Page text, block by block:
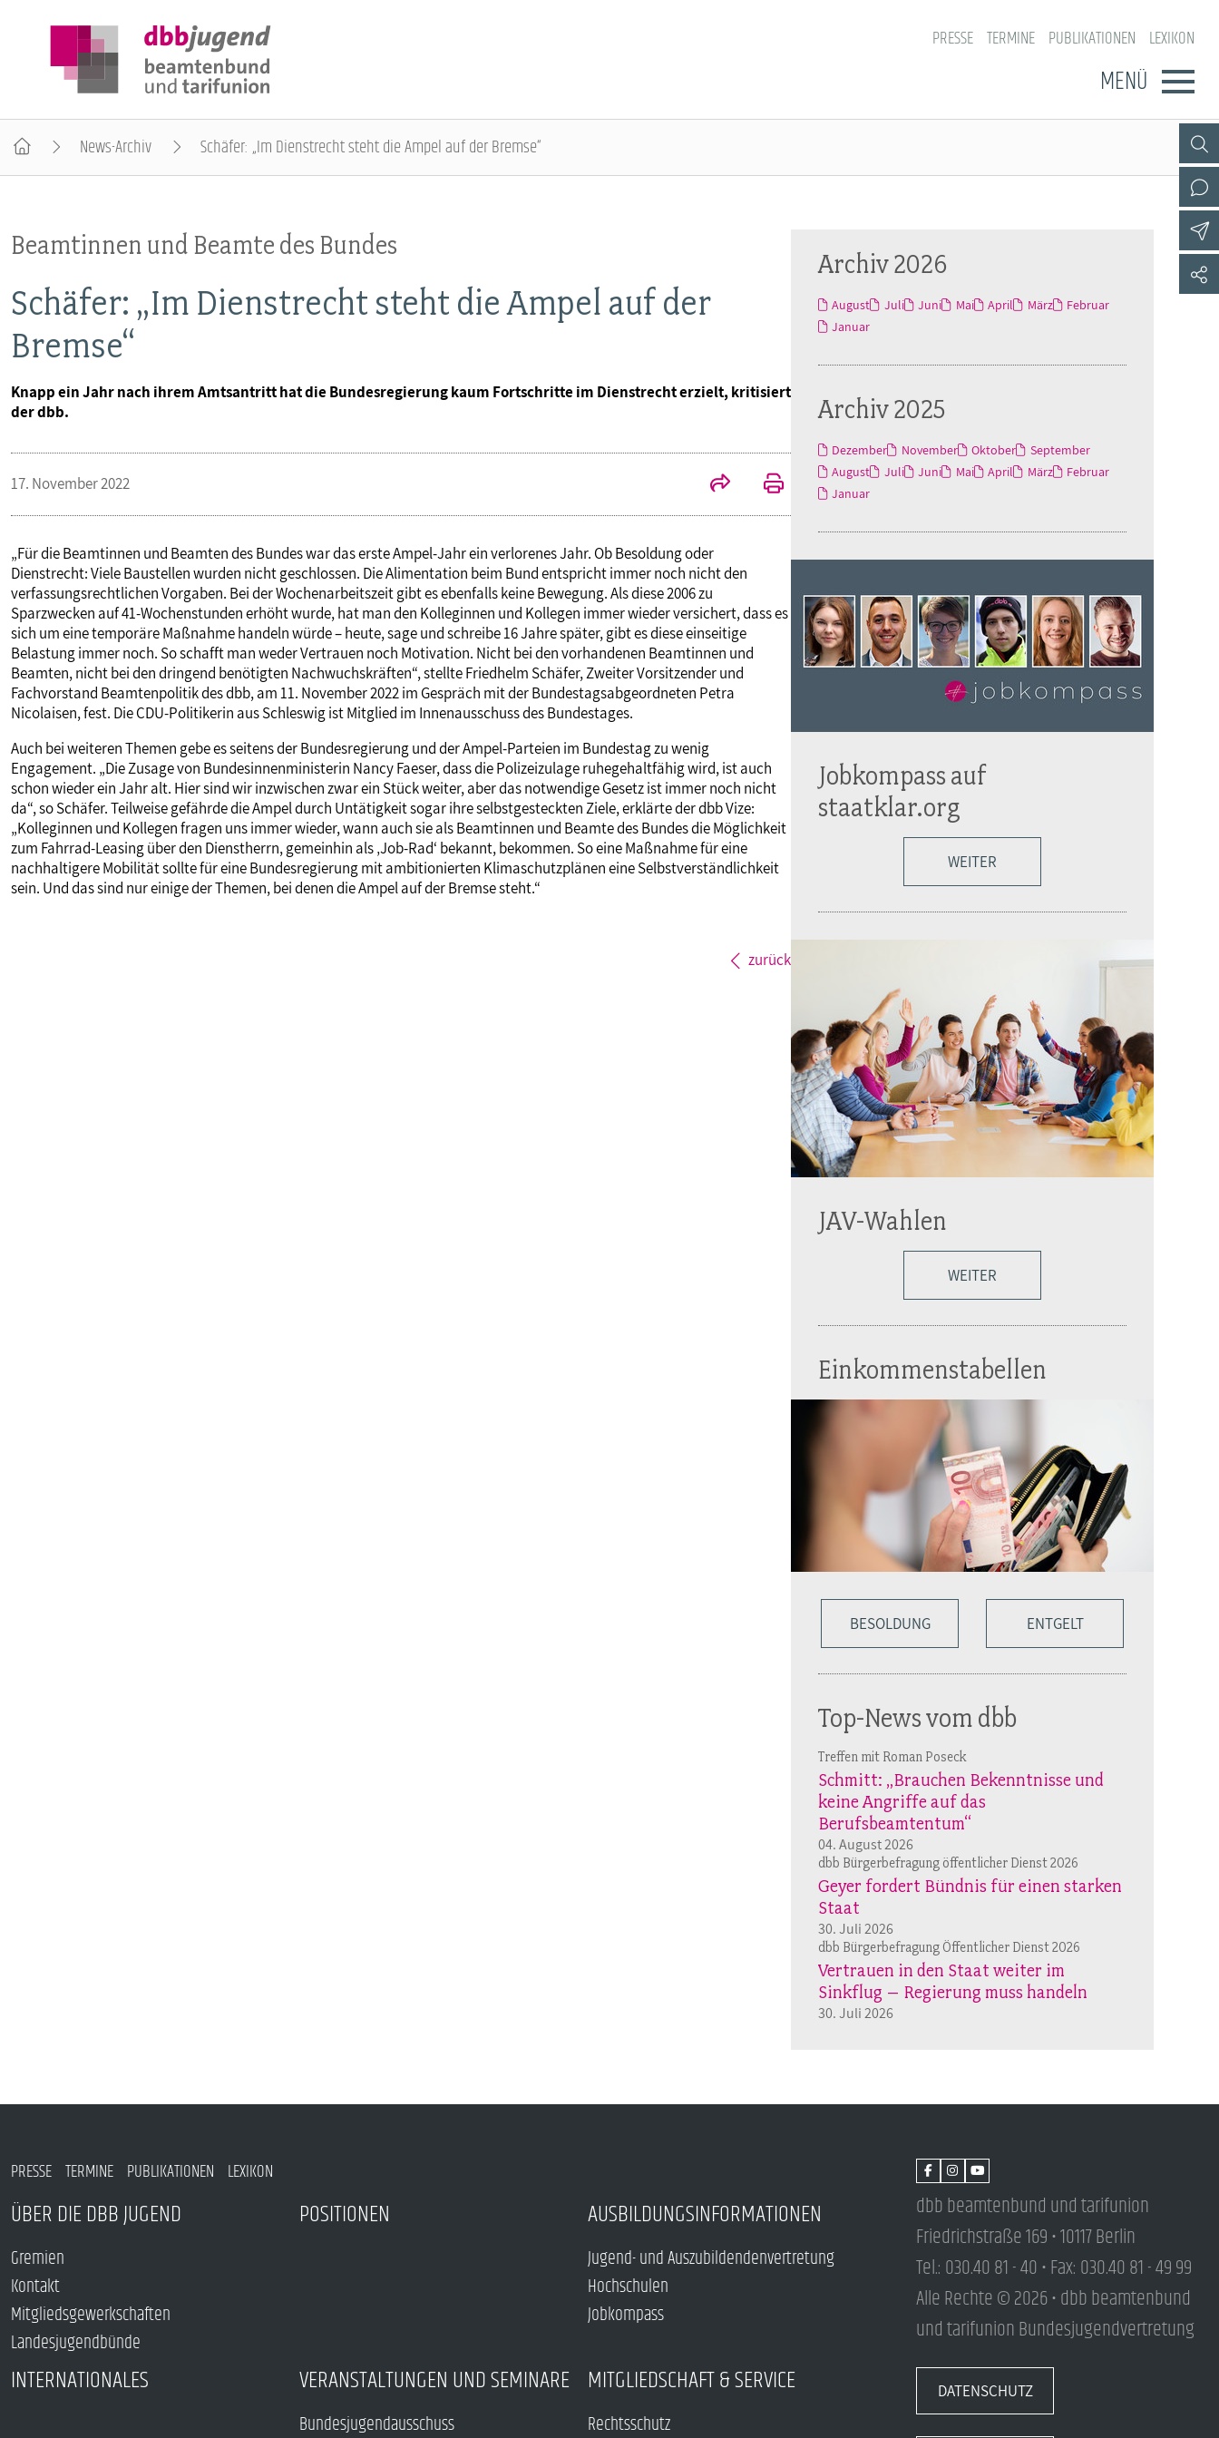
PRESSE TERMINE PUBLIKATIONEN LEXIKON
MENÜ
Kontakt
Mitgliedsgewerkschaften
POSITIONEN
AUSBILDUNGSINFORMATIONEN
Hochschulen
Jobkompass
INTERNATIONALES
Bundesjugendausschuss
Parlamentarisches Sommerfest
MITGLIEDSCHAFT & SERVICE
Vorsorgewerk
Vorteilswelt
News-Archiv Schäfer: „Im Dienstrecht steht die Ampel auf der Bremse“
Beamtinnen und Beamte des Bundes
Schäfer: „Im Dienstrecht steht die Ampel auf der
Bremse“
Knapp ein Jahr nach ihrem Amtsantritt hat die Bundesregierung kaum Fortschritte im Dienstrecht erzielt, kritisiert
der dbb.
17. November 2022
„Für die Beamtinnen und Beamten des Bundes war das erste Ampel-Jahr ein verlorenes Jahr. Ob Besoldung oder
Dienstrecht: Viele Baustellen wurden nicht geschlossen. Die Alimentation beim Bund entspricht immer noch nicht den
verfassungsrechtlichen Vorgaben. Bei der Wochenarbeitszeit gibt es ebenfalls keine Bewegung. Als diese 2006 zu
Sparzwecken auf 41-Wochenstunden erhöht wurde, hat man den Kolleginnen und Kollegen immer wieder versichert, dass es
sich um eine temporäre Maßnahme handeln würde – heute, sage und schreibe 16 Jahre später, gibt es diese einseitige
Belastung immer noch. So schafft man weder Vertrauen noch Motivation. Nicht bei den vorhandenen Beamtinnen und
Beamten, nicht bei den dringend benötigten Nachwuchskräften“, stellte Friedhelm Schäfer, Zweiter Vorsitzender und
Fachvorstand Beamtenpolitik des dbb, am 11. November 2022 im Gespräch mit der Bundestagsabgeordneten Petra
Nicolaisen, fest. Die CDU-Politikerin aus Schleswig ist Mitglied im Innenausschuss des Bundestages.
Auch bei weiteren Themen gebe es seitens der Bundesregierung und der Ampel-Parteien im Bundestag zu wenig
Engagement. „Die Zusage von Bundesinnenministerin Nancy Faeser, dass die Polizeizulage ruhegehaltfähig wird, ist auch
schon wieder ein Jahr alt. Hier sind wir inzwischen zwar ein Stück weiter, aber das notwendige Gesetz ist immer noch nicht
da“, so Schäfer. Teilweise gefährde die Ampel durch Untätigkeit sogar ihre selbstgesteckten Ziele, erklärte der dbb Vize:
„Kolleginnen und Kollegen fragen uns immer wieder, wann auch sie als Beamtinnen und Beamte des Bundes die Möglichkeit
zum Fahrrad-Leasing über den Dienstherrn, gemeinhin als ‚Job-Rad‘ bekannt, bekommen. So eine Maßnahme für eine
nachhaltigere Mobilität sollte für eine Bundesregierung mit ambitionierten Klimaschutzplänen eine Selbstverständlichkeit
sein. Und das sind nur einige der Themen, bei denen die Ampel auf der Bremse steht.“
zurück
Archiv 2026
August Juli Juni Mai April März
Februar
Januar
Archiv 2025
Dezember November Oktober
September
August
Juli Juni Mai April März
Februar
Januar
Jobkompass auf
staatklar.org
WEITER
JAV-Wahlen
WEITER
Einkommenstabellen
BESOLDUNG ENTGELT
Top-News vom dbb
Treffen mit Roman Poseck
Schmitt: „Brauchen Bekenntnisse und
keine Angriffe auf das
Berufsbeamtentum“
04. August 2026
dbb Bürgerbefragung öffentlicher Dienst 2026
Geyer fordert Bündnis für einen starken
Staat
30. Juli 2026
dbb Bürgerbefragung Öffentlicher Dienst 2026
Vertrauen in den Staat weiter im
Sinkflug – Regierung muss handeln
30. Juli 2026
PRESSE TERMINE PUBLIKATIONEN LEXIKON
ÜBER DIE DBB JUGEND
Gremien
Kontakt
Mitgliedsgewerkschaften
Landesjugendbünde
POSITIONEN AUSBILDUNGSINFORMATIONEN
Jugend- und Auszubildendenvertretung
Hochschulen
Jobkompass
INTERNATIONALES VERANSTALTUNGEN UND SEMINARE
Bundesjugendausschuss
MITGLIEDSCHAFT & SERVICE
Rechtsschutz
dbb beamtenbund und tarifunion
Friedrichstraße 169 • 10117 Berlin
Tel.: 030.40 81 - 40 • Fax: 030.40 81 - 49 99
Alle Rechte © 2026 • dbb beamtenbund
und tarifunion Bundesjugendvertretung
DATENSCHUTZ